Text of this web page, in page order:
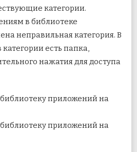
категории.
в библиотеке
неправильная категория. В
есть папка,
нажатия для доступа